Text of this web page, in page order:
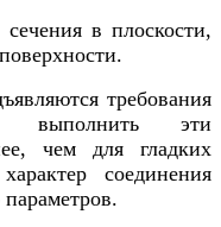
в плоскости,
требования
выполнить эти
чем для гладких
соединения